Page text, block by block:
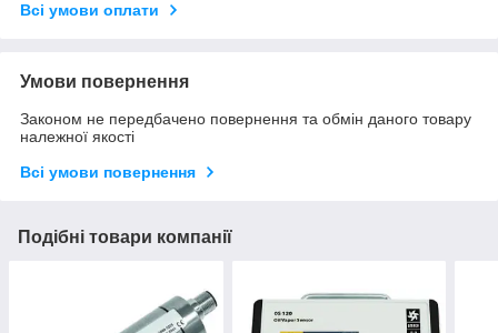
Всі умови оплати
Умови повернення
Законом не передбачено повернення та обмін даного товару
належної якості
Всі умови повернення
Подібні товари компанії